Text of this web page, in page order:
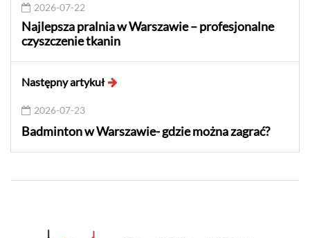
2026-07-22
Najlepsza pralnia w Warszawie – profesjonalne
czyszczenie tkanin
Następny artykuł
2026-07-23
Badminton w Warszawie- gdzie można zagrać?